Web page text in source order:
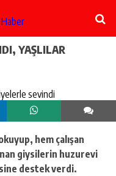
YAŞLILAR
hem çalışan
giysilerin huzurevi
destek verdi.